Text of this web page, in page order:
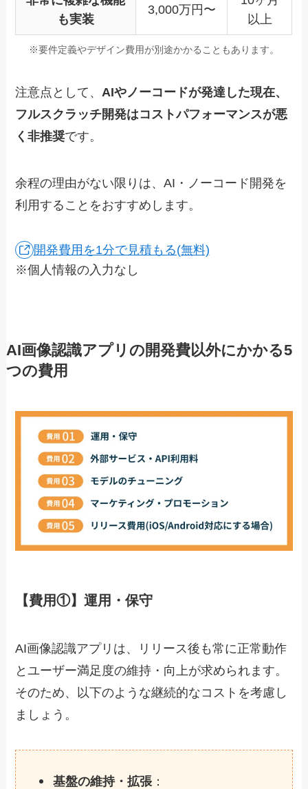
も実装
3,000万円〜
以上
※要件定義やデザイン費用が別途かかることもあります。
注意点として、AIやノーコードが発達した現在、
フルスクラッチ開発はコストパフォーマンスが悪
く非推奨です。
余程の理由がない限りは、AI・ノーコード開発を
利用することをおすすめします。
開発費用を1分で見積もる(無料)
※個人情報の入力なし
AI画像認識アプリの開発費以外にかかる5
つの費用
【費用①】運用・保守
AI画像認識アプリは、リリース後も常に正常動作
とユーザー満足度の維持・向上が求められます。
そのため、以下のような継続的なコストを考慮し
ましょう。
基盤の維持・拡張 ：